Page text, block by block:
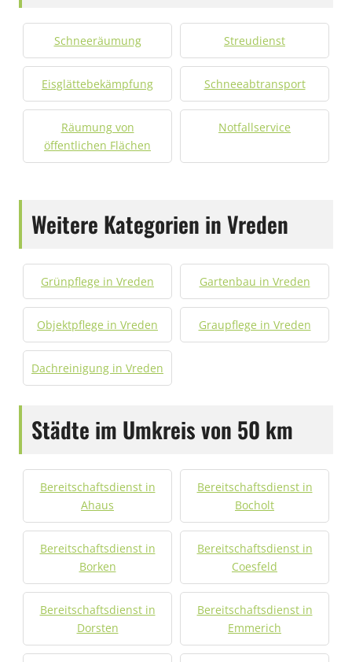
Schneeräumung Streudienst
Eisglättebekämpfung Schneeabtransport
Räumung von
öffentlichen Flächen
Notfallservice
Weitere Kategorien in Vreden
Grünpflege in Vreden Gartenbau in Vreden
Objektpflege in Vreden Graupflege in Vreden
Dachreinigung in Vreden
Städte im Umkreis von 50 km
Bereitschaftsdienst in
Ahaus
Bereitschaftsdienst in
Bocholt
Bereitschaftsdienst in
Borken
Bereitschaftsdienst in
Coesfeld
Bereitschaftsdienst in
Dorsten
Bereitschaftsdienst in
Emmerich